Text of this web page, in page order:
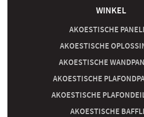
WINKEL
AKOESTISCHE
AKOESTISCHE
AKOESTISCHE
AKOESTISCHE
AKOESTISCHE
AKOESTISCHE